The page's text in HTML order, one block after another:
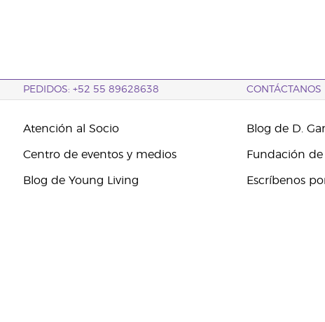
PEDIDOS: +52 55 89628638 CONTÁCTANOS
Atención al Socio
Centro de eventos y medios
Blog de Young Living
Blog de D.
Fundación de
Escríbenos